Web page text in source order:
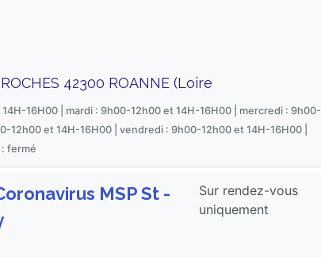
42300 ROANNE (Loire
16H00 | mardi : 9h00-12h00 et 14H-16H00 | mercredi : 9h00-
12h00 et 14H-16H00 | vendredi : 9h00-12h00 et 14H-16H00 |
fermé
MSP St -
Sur rendez-vous
uniquement